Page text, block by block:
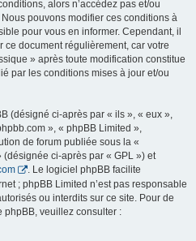
alors n’accédez pas et/ou
pouvons modifier ces conditions à
pour vous en informer. Cependant, il
document régulièrement, car votre
» après toute modification constitue
par les conditions mises à jour et/ou
(désigné ci-après par « ils », « eux »,
», « phpBB Limited »,
de forum publiée sous la «
(désignée ci-après par « GPL ») et
. Le logiciel phpBB facilite
; phpBB Limited n’est pas responsable
ou interdits sur ce site. Pour de
phpBB, veuillez consulter :